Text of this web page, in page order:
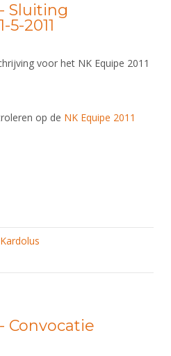
Sluiting
2011
voor het NK Equipe 2011
op de NK Equipe 2011
Convocatie